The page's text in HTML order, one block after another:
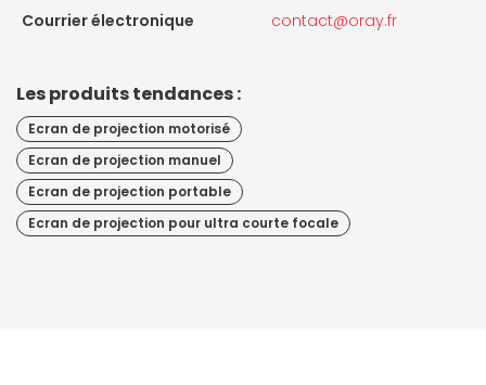
Courrier électronique
contact@oray.fr
Les produits tendances :
Ecran de projection motorisé
Ecran de projection manuel
Ecran de projection portable
Ecran de projection pour ultra courte focale